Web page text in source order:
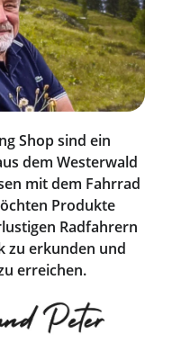
Shop sind ein
dem Westerwald
mit dem Fahrrad
Produkte
Radfahrern
zu erkunden und
erreichen.